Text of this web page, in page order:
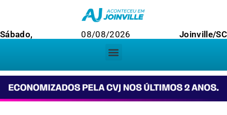
Sábado, 08/08/2026 Joinville/SC